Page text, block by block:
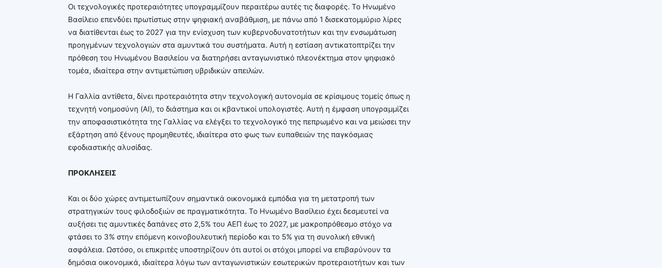
Οι τεχνολογικές προτεραιότητες υπογραμμίζουν περαιτέρω αυτές τις διαφορές. Το Ηνωμένο
Βασίλειο επενδύει πρωτίστως στην ψηφιακή αναβάθμιση, με πάνω από 1 δισεκατομμύριο λίρες
να διατίθενται έως το 2027 για την ενίσχυση των κυβερνοδυνατοτήτων και την ενσωμάτωση
προηγμένων τεχνολογιών στα αμυντικά του συστήματα. Αυτή η εστίαση αντικατοπτρίζει την
πρόθεση του Ηνωμένου Βασιλείου να διατηρήσει ανταγωνιστικό πλεονέκτημα στον ψηφιακό
τομέα, ιδιαίτερα στην αντιμετώπιση υβριδικών απειλών.
Η Γαλλία αντίθετα, δίνει προτεραιότητα στην τεχνολογική αυτονομία σε κρίσιμους τομείς όπως η
τεχνητή νοημοσύνη (AI), το διάστημα και οι κβαντικοί υπολογιστές. Αυτή η έμφαση υπογραμμίζει
την αποφασιστικότητα της Γαλλίας να ελέγξει το τεχνολογικό της πεπρωμένο και να μειώσει την
εξάρτηση από ξένους προμηθευτές, ιδιαίτερα στο φως των ευπαθειών της παγκόσμιας
εφοδιαστικής αλυσίδας.
ΠΡΟΚΛΗΣΕΙΣ
Και οι δύο χώρες αντιμετωπίζουν σημαντικά οικονομικά εμπόδια για τη μετατροπή των
στρατηγικών τους φιλοδοξιών σε πραγματικότητα. Το Ηνωμένο Βασίλειο έχει δεσμευτεί να
αυξήσει τις αμυντικές δαπάνες στο 2,5% του ΑΕΠ έως το 2027, με μακροπρόθεσμο στόχο να
φτάσει το 3% στην επόμενη κοινοβουλευτική περίοδο και το 5% για τη συνολική εθνική
ασφάλεια. Ωστόσο, οι επικριτές υποστηρίζουν ότι αυτοί οι στόχοι μπορεί να επιβαρύνουν τα
δημόσια οικονομικά, ιδιαίτερα λόγω των ανταγωνιστικών εσωτερικών προτεραιοτήτων και των